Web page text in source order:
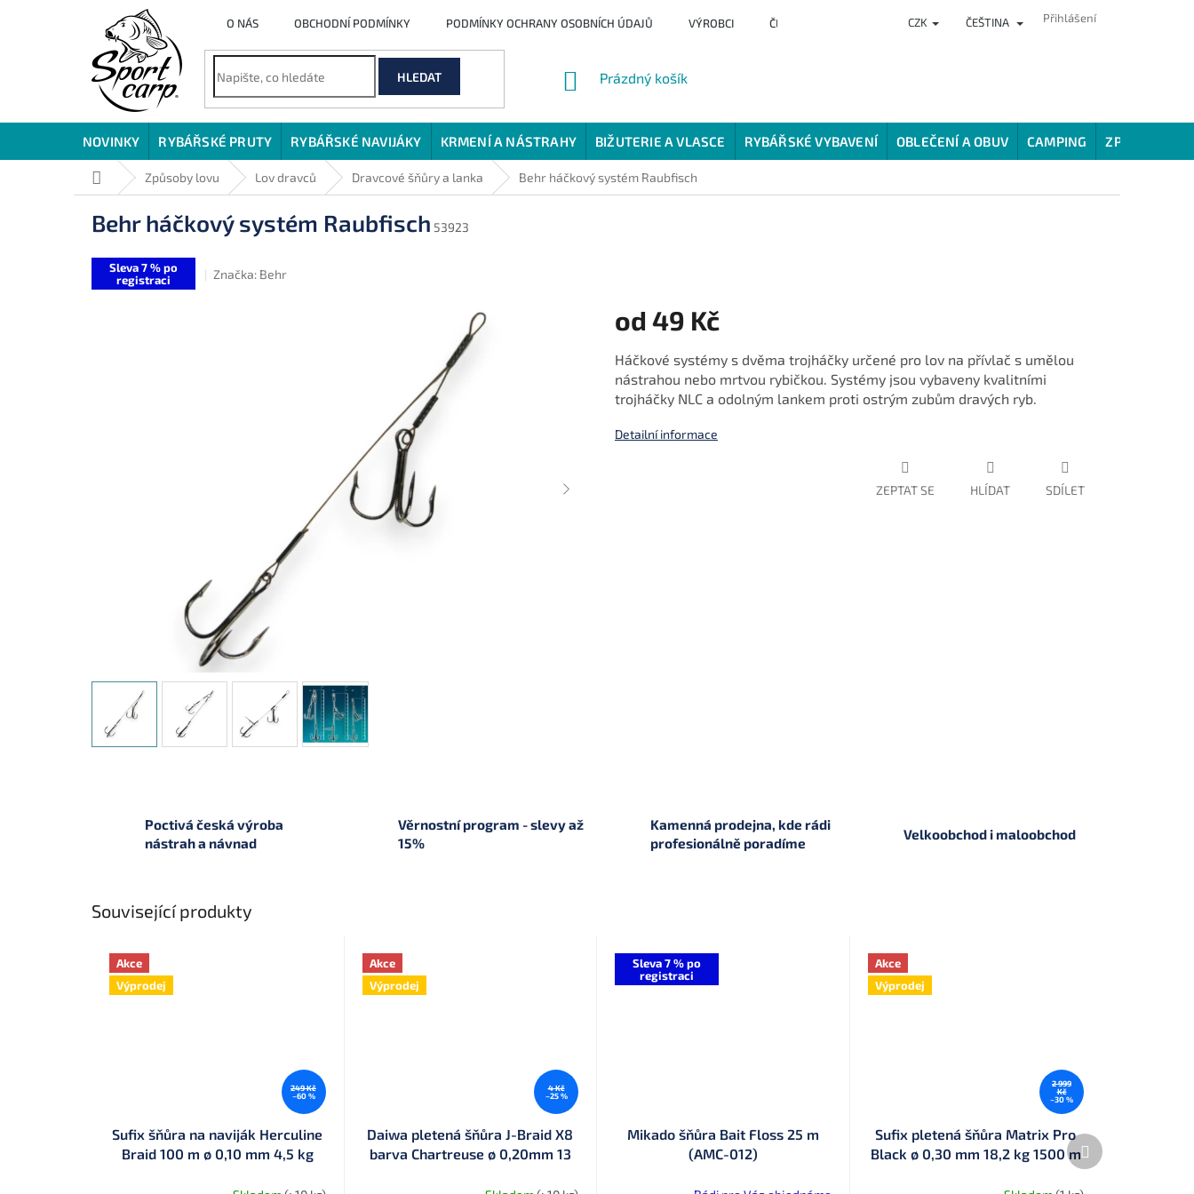
O NÁS OBCHODNÍ PODMÍNKY PODMÍNKY OCHRANY OSOBNÍCH ÚDAJŮ VÝROBCI ČLÁNKY HODNOCENÍ OBCHODU VĚRNOSTNÍ
CZK ČEŠTINA Přihlášení
HLEDAT
NÁKUPNÍ
Prázdný košík
NOVINKY RYBÁŘSKÉ PRUTY RYBÁŘSKÉ NAVIJÁKY KRMENÍ A NÁSTRAHY BIŽUTERIE A VLASCE RYBÁŘSKÉ VYBAVENÍ OBLEČENÍ A OBUV CAMPING ZPŮSOBY
Domů Způsoby lovu Lov dravců Dravcové šňůry a lanka Behr háčkový systém Raubfisch
Behr háčkový systém Raubfisch 53923
Sleva 7 % po
registraci
Značka: Behr
od 49 Kč
cena:
Háčkové systémy s dvěma trojháčky určené pro lov na přívlač s umělou
nástrahou nebo mrtvou rybičkou. Systémy jsou vybaveny kvalitními
trojháčky NLC a odolným lankem proti ostrým zubům dravých ryb.
Detailní informace
ZEPTAT SE HLÍDAT SDÍLET
Poctivá česká výroba
nástrah a návnad
Věrnostní program - slevy až
15%
Kamenná prodejna, kde rádi
profesionálně poradíme
Velkoobchod i maloobchod
Související produkty
Akce
Výprodej
249 Kč
–60 %
Sufix šňůra na naviják Herculine
Braid 100 m ø 0,10 mm 4,5 kg
Akce
Výprodej
4 Kč
–25 %
Daiwa pletená šňůra J-Braid X8
barva Chartreuse ø 0,20mm 13
Sleva 7 % po
registraci
Mikado šňůra Bait Floss 25 m
(AMC-012)
Akce
Výprodej
2 999
Kč
–30 %
Sufix pletená šňůra Matrix Pro
Black ø 0,30 mm 18,2 kg 1500 m
Další
produkt